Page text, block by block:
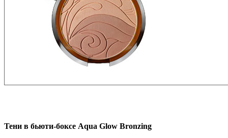
Тени в бьюти-боксе Aqua Glow Bronzing